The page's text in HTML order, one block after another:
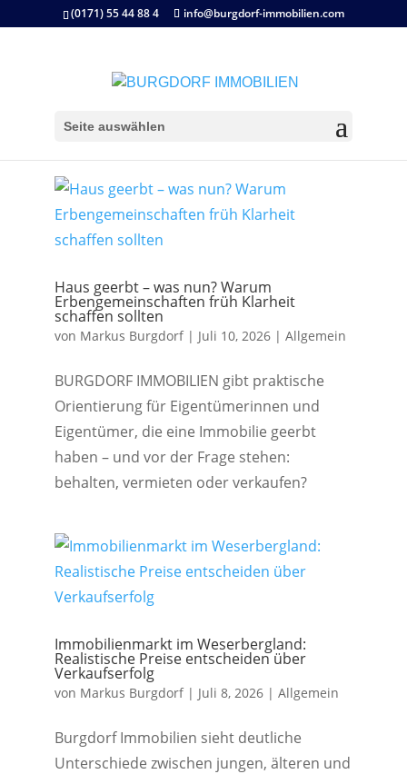
(0171) 55 44 88 4 info@burgdorf-immobilien.com
Seite auswählen
Haus geerbt – was nun? Warum
Erbengemeinschaften früh Klarheit
schaffen sollten
von Markus Burgdorf| Juli 10, 2026| Allgemein
BURGDORF IMMOBILIEN gibt praktische
Orientierung für Eigentümerinnen und
Eigentümer, die eine Immobilie geerbt
haben – und vor der Frage stehen:
behalten, vermieten oder verkaufen?
Immobilienmarkt im Weserbergland:
Realistische Preise entscheiden über
Verkaufserfolg
von Markus Burgdorf| Juli 8, 2026| Allgemein
Burgdorf Immobilien sieht deutliche
Unterschiede zwischen jungen, älteren und